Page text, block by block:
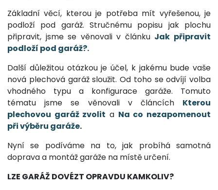
Základní věcí, kterou je potřeba mít vyřešenou, je
podloží pod garáž. Stručnému popisu jak plochu
připravit, jsme se věnovali v článku Jak připravit
podloží pod garáž?.
Další důležitou otázkou je účel, k jakému bude vaše
nová plechová garáž sloužit. Od toho se odvíjí volba
vhodného typu a konfigurace garáže. Tomuto
tématu jsme se věnovali v článcích Kterou
plechovou garáž zvolit a Na co nezapomenout
při výběru garáže.
Nyní se podíváme na to, jak probíhá samotná
doprava a montáž garáže na místě určení.
LZE GARÁŽ DOVÉZT OPRAVDU KAMKOLIV?